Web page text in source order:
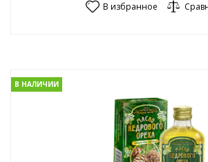
В избранное
В НАЛИЧИИ